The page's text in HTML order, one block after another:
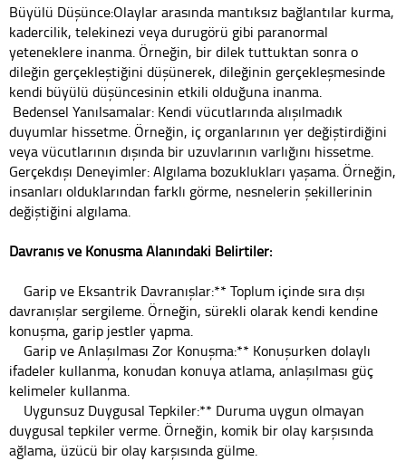
Büyülü Düşünce:Olaylar arasında mantıksız bağlantılar kurma,
kadercilik, telekinezi veya durugörü gibi paranormal
yeteneklere inanma. Örneğin, bir dilek tuttuktan sonra o
dileğin gerçekleştiğini düşünerek, dileğinin gerçekleşmesinde
kendi büyülü düşüncesinin etkili olduğuna inanma.
Bedensel Yanılsamalar: Kendi vücutlarında alışılmadık
duyumlar hissetme. Örneğin, iç organlarının yer değiştirdiğini
veya vücutlarının dışında bir uzuvlarının varlığını hissetme.
Gerçekdışı Deneyimler: Algılama bozuklukları yaşama. Örneğin,
insanları olduklarından farklı görme, nesnelerin şekillerinin
değiştiğini algılama.
Davranış ve Konuşma Alanındaki Belirtiler:
Garip ve Eksantrik Davranışlar:** Toplum içinde sıra dışı
davranışlar sergileme. Örneğin, sürekli olarak kendi kendine
konuşma, garip jestler yapma.
Garip ve Anlaşılması Zor Konuşma:** Konuşurken dolaylı
ifadeler kullanma, konudan konuya atlama, anlaşılması güç
kelimeler kullanma.
Uygunsuz Duygusal Tepkiler:** Duruma uygun olmayan
duygusal tepkiler verme. Örneğin, komik bir olay karşısında
ağlama, üzücü bir olay karşısında gülme.